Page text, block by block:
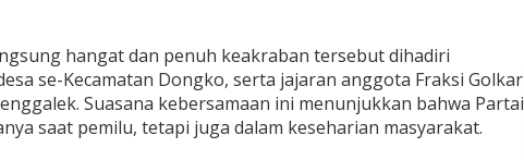
hangat dan penuh keakraban tersebut dihadiri
se-Kecamatan Dongko, serta jajaran anggota Fraksi Golkar
Suasana kebersamaan ini menunjukkan bahwa Partai
saat pemilu, tetapi juga dalam keseharian masyarakat.